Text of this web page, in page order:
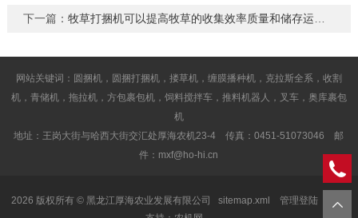
下一篇： 牧草打捆机可以提高牧草的收集效率质量和储存运输的便利性
网站关键词：圆捆机，圆捆打捆机，搂草机，缠膜播种机，克拉斯全系，收割
机，青储机，拖拉机，方包裹包机，饲料搅拌车，推料机器人，叉车，奥库裹包
机
地址：王岗大街与哈西大街交汇处厚海农机23-4 传真：0451-51073046 邮
件：mxf@ho-hi.cn
2026 版权所有 © 黑龙江厚海农业发展有限公司 sitemap.xml 管理登陆技术